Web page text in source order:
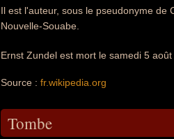
Il est l'auteur, sous le pseudonyme de
Nouvelle-Souabe.
Ernst Zundel est mort le samedi 5
Source : fr.wikipedia.org
Tombe